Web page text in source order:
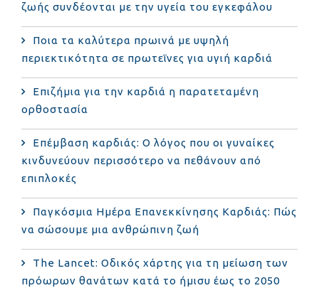
ζωής συνδέονται με την υγεία του εγκεφάλου
Ποια τα καλύτερα πρωινά με υψηλή
περιεκτικότητα σε πρωτεΐνες για υγιή καρδιά
Επιζήμια για την καρδιά η παρατεταμένη
ορθοστασία
Επέμβαση καρδιάς: Ο λόγος που οι γυναίκες
κινδυνεύουν περισσότερο να πεθάνουν από
επιπλοκές
Παγκόσμια Ημέρα Επανεκκίνησης Καρδιάς: Πώς
να σώσουμε μια ανθρώπινη ζωή
The Lancet: Οδικός χάρτης για τη μείωση των
πρόωρων θανάτων κατά το ήμισυ έως το 2050